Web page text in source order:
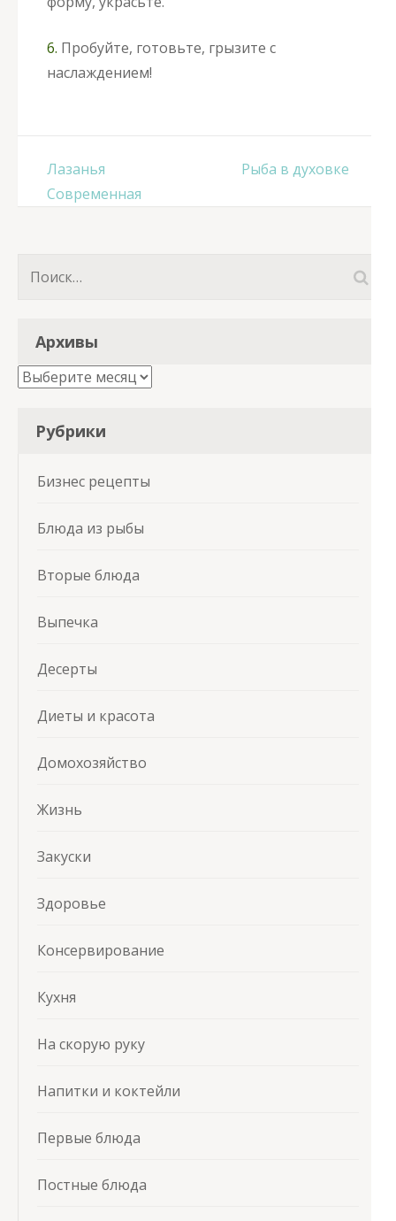
6. Пробуйте, готовьте, грызите с
наслаждением!
Навигация
по
Лазанья
Современная
Рыба в духовке
Найти:
Архивы
Архивы
Рубрики
Бизнес рецепты
Блюда из рыбы
Вторые блюда
Выпечка
Десерты
Диеты и красота
Домохозяйство
Жизнь
Закуски
Здоровье
Консервирование
Кухня
На скорую руку
Напитки и коктейли
Первые блюда
Постные блюда